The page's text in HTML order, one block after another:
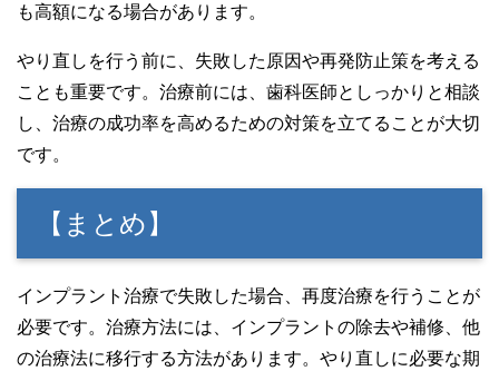
も高額になる場合があります。
やり直しを行う前に、失敗した原因や再発防止策を考える
ことも重要です。治療前には、歯科医師としっかりと相談
し、治療の成功率を高めるための対策を立てることが大切
です。
【まとめ】
インプラント治療で失敗した場合、再度治療を行うことが
必要です。治療方法には、インプラントの除去や補修、他
の治療法に移行する方法があります。やり直しに必要な期